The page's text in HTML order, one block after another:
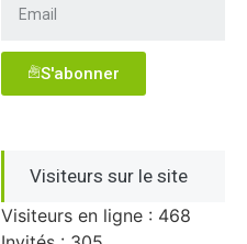
S'abonner
Visiteurs sur le site
Visiteurs en ligne : 468